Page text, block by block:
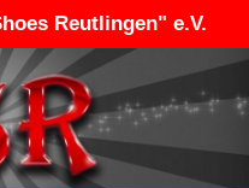
Reutlingen" e.V.